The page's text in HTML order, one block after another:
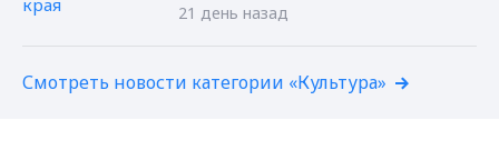
21 день назад
Смотреть новости категории «Культура»